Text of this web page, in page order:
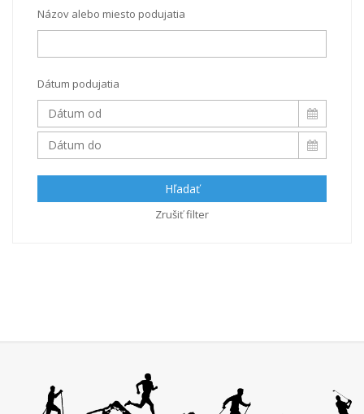
Názov alebo miesto podujatia
Dátum podujatia
Hľadať
Zrušiť filter